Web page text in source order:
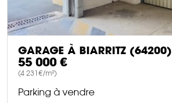
GARAGE À BIARRITZ (64200)
55 000 €
(4 231€/m²)
Parking à vendre